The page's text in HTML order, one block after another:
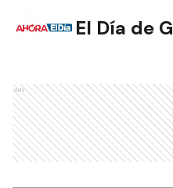
El Día de
Ads